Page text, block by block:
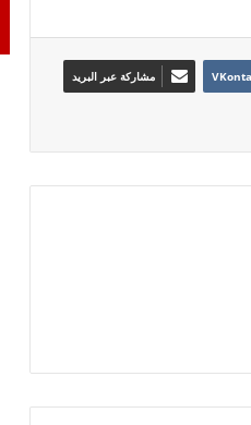
مشاركة عبر البريد